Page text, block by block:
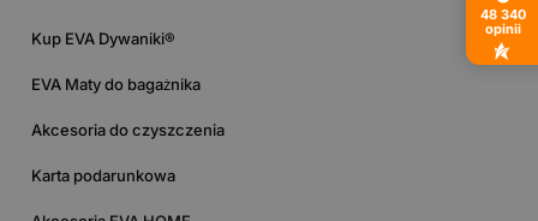
Kup EVA Dywaniki®
EVA Maty do bagażnika
Akcesoria do czyszczenia
Karta podarunkowa
48 340
opinii